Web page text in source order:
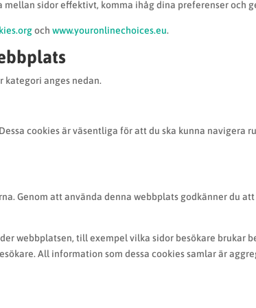
sidor effektivt, komma ihåg dina preferenser och
ochwww.youronlinechoices.eu.
kategori anges nedan.
cookies är väsentliga för att du ska kunna navigera
Genom att använda denna webbplats godkänner du
webbplatsen, till exempel vilka sidor besökare brukar
All information som dessa cookies samlar är